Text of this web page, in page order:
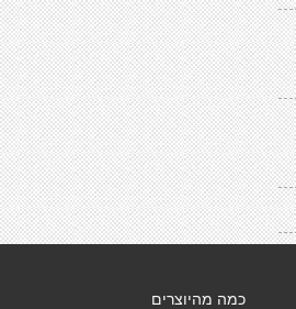
כמה מהיוצרים